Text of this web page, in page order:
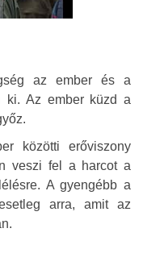
az ember és a
ki. Az ember küzd a
közötti erőviszony
veszi fel a harcot a
A gyengébb a
arra, amit az